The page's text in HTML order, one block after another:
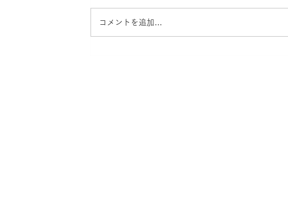
コメントを追加…